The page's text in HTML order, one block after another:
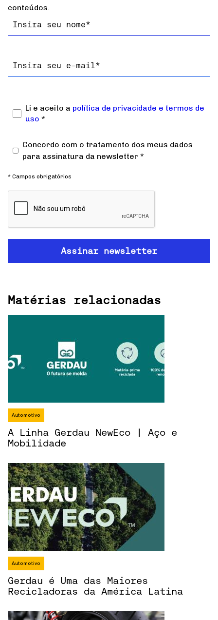
conteúdos.
Nome
Email
Li e aceito a política de privacidade e termos de
uso *
Concordo com o tratamento dos meus dados
para assinatura da newsletter *
* Campos obrigatórios
Matérias relacionadas
Automotivo
A Linha Gerdau NewEco | Aço e
Mobilidade
Automotivo
Gerdau é Uma das Maiores
Recicladoras da América Latina